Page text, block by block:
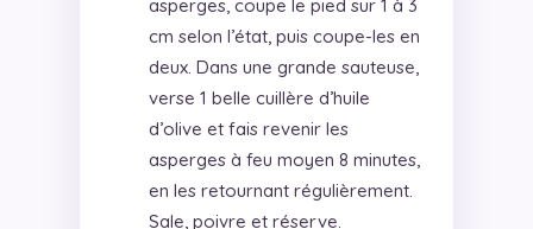
asperges, coupe le pied sur 1 à 3
cm selon l’état, puis coupe-les en
deux. Dans une grande sauteuse,
verse 1 belle cuillère d’huile
d’olive et fais revenir les
asperges à feu moyen 8 minutes,
en les retournant régulièrement.
Sale, poivre et réserve.